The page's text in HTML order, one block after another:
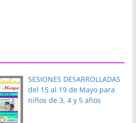
SESIONES DESARROLLADAS
del 15 al 19 de Mayo para
niños de 3, 4 y 5 años